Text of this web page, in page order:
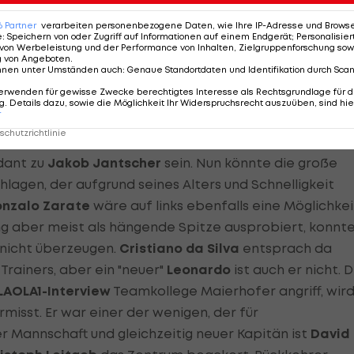
Er verkörpert jedenfalls den modernen
kann.
mit einem großen Schock:Dusan Sventofällt mit
aus. Damit verlieren die "Bullen" einen ihrer
Slowake wäre eigentlich auf dem linken Flügel
zu Jakob Jantscher sein. Nun könnte die große
der aufgrund seines Alters und Schnelligkeit
Zarate wäre auf links ebenfalls eine
aber meist als hängende Spitze ausprobiert,
überzeugen. Cristiano da Silva entsprach da
aber ein "neuer" Leonardo ist auch er nicht.
Interview Teamkollege Maierhofer angriff, wird
Er war einer der wenigen, der für
Mannschaft und gleichzeitig neuer Kapitän ist David
Partner verarbeiten personenbezogene Daten, wie Ihre IP-Adresse und
: Speichern von oder Zugriff auf Informationen auf einem Endgerät;
Werbeleistung und der Performance von Inhalten, Zielgruppenforschung
von Angeboten.
unter Umständen auch: Genaue Standortdaten und Identifikation durch
für gewisse Zwecke berechtigtes Interesse als Rechtsgrundlage für
Details dazu, sowie die Möglichkeit Ihr Widerspruchsrecht auszuüben, sind